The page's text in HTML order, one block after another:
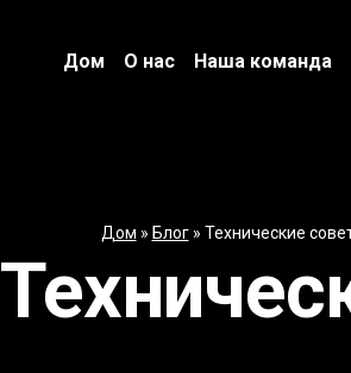
Дом О нас Наша команда
Дом » Блог» Технические